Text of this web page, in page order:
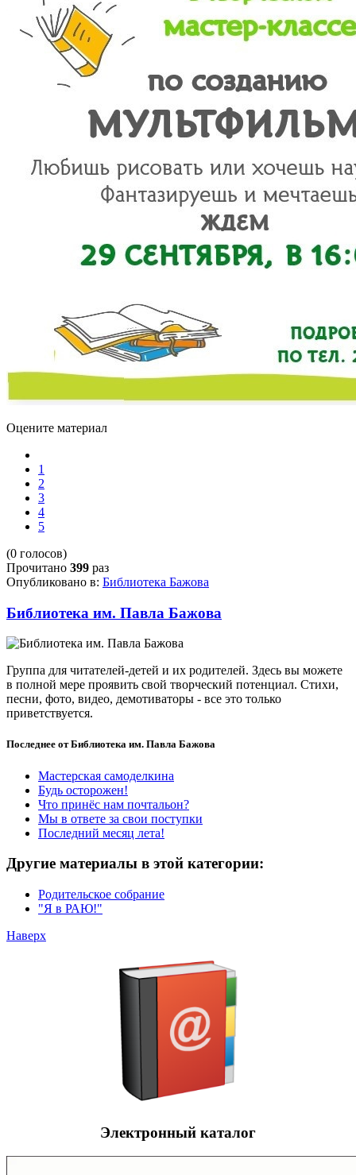
Оцените материал
1
2
3
4
5
(0 голосов)
Прочитано 399 раз
Опубликовано в: Библиотека Бажова
Библиотека им. Павла Бажова
Группа для читателей-детей и их родителей. Здесь вы можете
в полной мере проявить свой творческий потенциал. Стихи,
песни, фото, видео, демотиваторы - все это только
приветствуется.
Последнее от Библиотека им. Павла Бажова
Мастерская самоделкина
Будь осторожен!
Что принёс нам почтальон?
Мы в ответе за свои поступки
Последний месяц лета!
Другие материалы в этой категории:
Родительское собрание
"Я в РАЮ!"
Наверх
Электронный каталог